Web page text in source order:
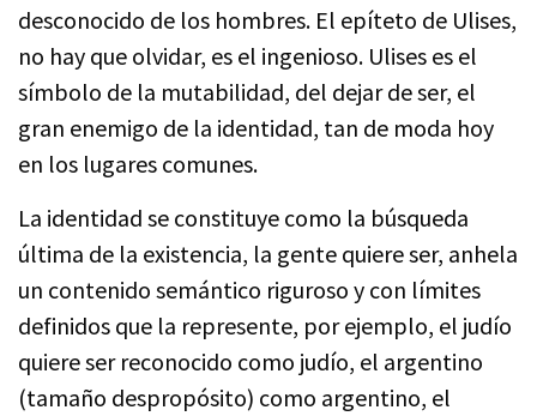
desconocido de los hombres. El epíteto de Ulises,
no hay que olvidar, es el ingenioso. Ulises es el
símbolo de la mutabilidad, del dejar de ser, el
gran enemigo de la identidad, tan de moda hoy
en los lugares comunes.
La identidad se constituye como la búsqueda
última de la existencia, la gente quiere ser, anhela
un contenido semántico riguroso y con límites
definidos que la represente, por ejemplo, el judío
quiere ser reconocido como judío, el argentino
(tamaño despropósito) como argentino, el